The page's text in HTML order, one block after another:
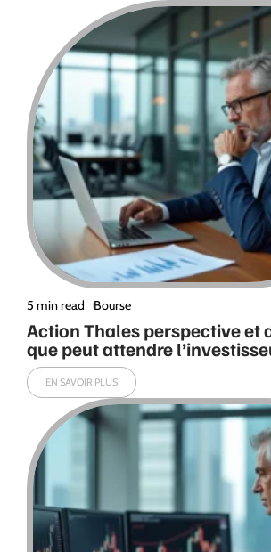
5 min read Bourse
Action Thales perspective et
que peut attendre
EN SAVOIR PLUS